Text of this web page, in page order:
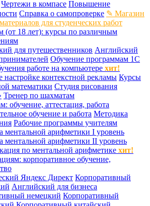
Чертежи в компасе Повышение
Справка о самопроверке ✎ Магазин
для студенческих работ
(от 18 лет): курсы по различным
для путешественников Английский
Обучение программам 1С
работе на компьютере хит!
настройке контекстной рекламы Курсы
математики Студия рисования
Тренер по шахматам
обучение, аттестация, работа
обучение и работа Методика
Рабочие программы учителям
ментальной арифметики I уровень
ментальной арифметики II уровень
по ментальной арифметике хит!
корпоративное обучение,
Яндекс Директ Корпоративный
Английский для бизнеса
немецкий Корпоративный